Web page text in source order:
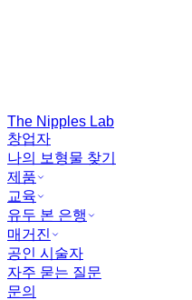
The Nipples Lab
창업자
나의 보형물 찾기
제품
교육
유두 본 은행
매거진
공인 시술자
자주 묻는 질문
문의